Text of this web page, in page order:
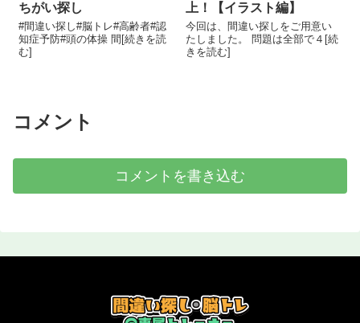
ちがい探し
#間違い探し#脳トレ#高齢者#認
知症予防#頭の体操 間[続きを読
む]
上！【イラスト編】
今回は、間違い探しをご用意い
たしました。 問題は全部で４[続
きを読む]
コメント
コメントを書き込む